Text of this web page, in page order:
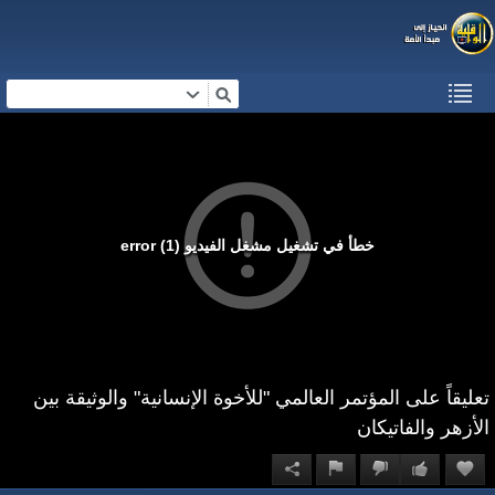
خطأ في تشغيل مشغل الفيديو (1) error
تعليقاً على المؤتمر العالمي "للأخوة الإنسانية" والوثيقة بين
الأزهر والفاتيكان